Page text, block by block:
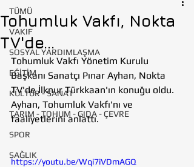
TÜMÜ
VAKIF
SOSYAL YARDIMLAŞMA
EĞİTİM
KÜLTÜR - SANAT
TARIM - TOHUM - GIDA - ÇEVRE
SPOR
SAĞLIK
Tohumluk Vakfı, Nokta
TV'de...
Tohumluk Vakfı Yönetim Kurulu
Başkanı Sanatçı Pınar Ayhan, Nokta
TV'de İlknur Türkkaan'ın konuğu oldu.
Ayhan, Tohumluk Vakfı'nı ve
faaliyetlerini anlattı.
https://youtu.be/Wqi7iVDmAGQ